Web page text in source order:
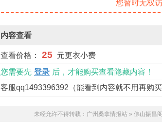
您暂时无权
内容查看
查看价格： 25
元更衣小费
您需要先 登录 后，才能购买查看隐藏内容！
客服qq1493396392（能看到内容就不用再购买
未经允许不得转载： 广州桑拿情报站 » 佛山振昌